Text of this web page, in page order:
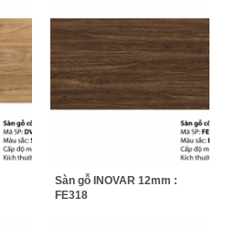
Sàn gỗ INOVAR 12mm :
FE318